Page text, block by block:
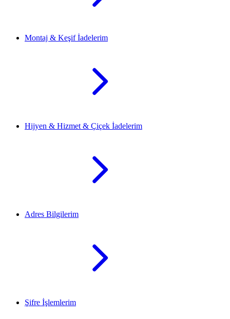
Montaj & Keşif İadelerim
Hijyen & Hizmet & Çiçek İadelerim
Adres Bilgilerim
Şifre İşlemlerim